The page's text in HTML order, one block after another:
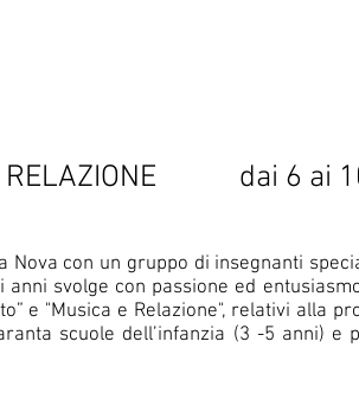
dai 6 ai
Nova con un gruppo di insegnanti
svolge con passione ed
e "Musica e Relazione", relativi alla
scuole dell’infanzia (3 -5 anni) e